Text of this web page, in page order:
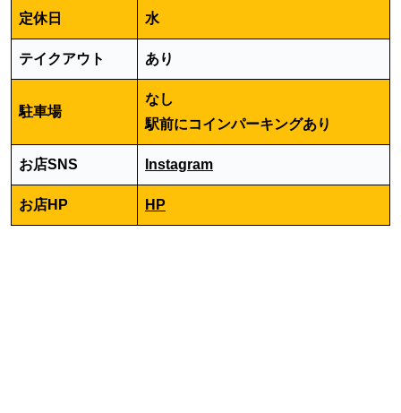
定休日 水
テイクアウト あり
駐車場
なし
駅前にコインパーキングあり
お店SNS Instagram
お店HP HP